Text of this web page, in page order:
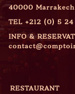
40000
TEL +212 (0) 5
INFO &
RESTAURANT